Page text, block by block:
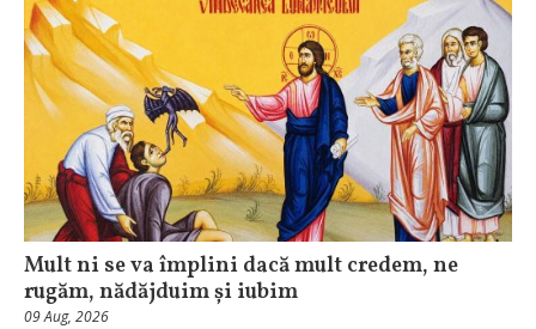
Mult ni se va împlini dacă mult credem, ne
rugăm, nădăjduim și iubim
09 Aug, 2026